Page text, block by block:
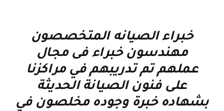
خبراء الصيانه المتخصصون
مهندسون خبراء فى مجال
عملهم تم تدريبهم في مراكزنا
على فنون الصيانة الحديثة
بشهاده خبرة وجوده مخلصون في